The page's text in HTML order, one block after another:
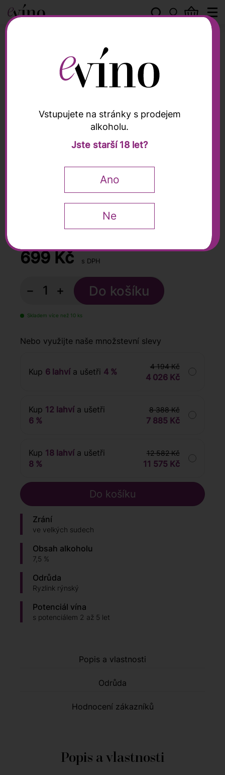
Reiler Mullay-Hofberg
"Schäf" Riesling
Spätlese 2024,
Melsheimer, 0,75l
699Kč s DPH
− +
Skladem více než 10 ks
Nebo využijte naše množstevní slevy
Kup 6 lahvía ušetři 4 %
4 194 Kč
4 026 Kč
Kup 12 lahvía ušetři
6 %
8 388 Kč
7 885 Kč
Kup 18 lahvía ušetři
8 %
12 582 Kč
11 575 Kč
Zrání
ve velkých sudech
Obsah alkoholu
7,5 %
Odrůda
Ryzlink rýnský
Potenciál vína
s potenciálem 2 až 5 let
Popis a vlastnosti
Odrůda
Hodnocení zákazníků
Popis a vlastnosti
Vstupujete na stránky s prodejem
alkoholu.
Jste starší 18 let?
Ano
Ne